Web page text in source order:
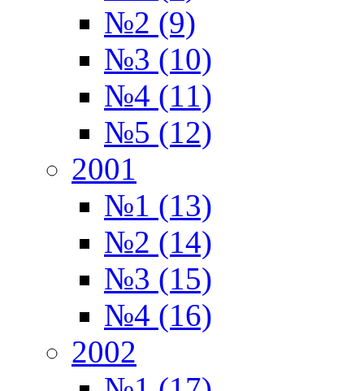
№2 (9)
№3 (10)
№4 (11)
№5 (12)
2001
№1 (13)
№2 (14)
№3 (15)
№4 (16)
2002